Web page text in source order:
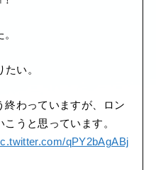
い。
終わっていますが、ロン
うと思っています。
qPY2bAgABj